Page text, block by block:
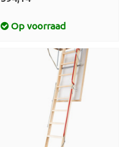
Op voorraad